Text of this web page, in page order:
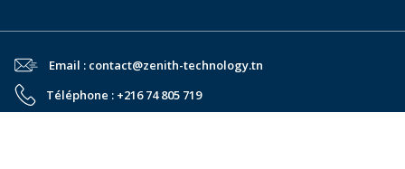
Email : contact@zenith-technology.tn
Téléphone : +216 74 805 719